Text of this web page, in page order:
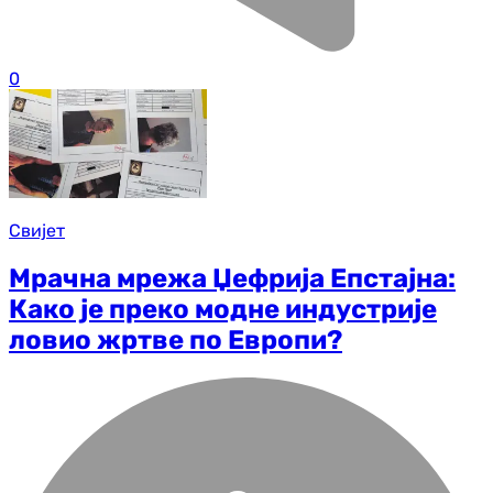
0
Свијет
Мрачна мрежа Џефрија Епстајна:
Како је преко модне индустрије
ловио жртве по Европи?